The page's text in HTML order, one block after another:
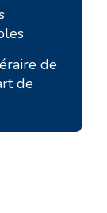
de
de
Biograd